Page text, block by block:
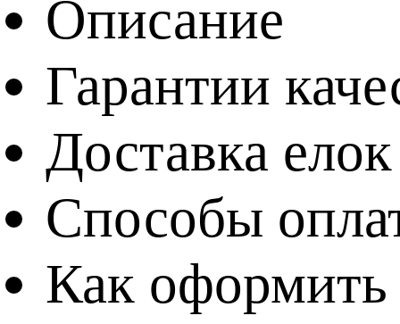
Описание
Гарантии
Доставка елок
Способы
Как оформить